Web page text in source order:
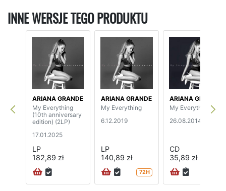
INNE WERSJE TEGO PRODUKTU
ARIANA GRANDE
My Everything
(10th anniversary
edition) (2LP)
17.01.2025
LP
182,89 zł
ARIANA GRANDE
My Everything
6.12.2019
LP
140,89 zł
72H
ARIANA GRANDE
My Everything
26.08.2014
CD
35,89 zł